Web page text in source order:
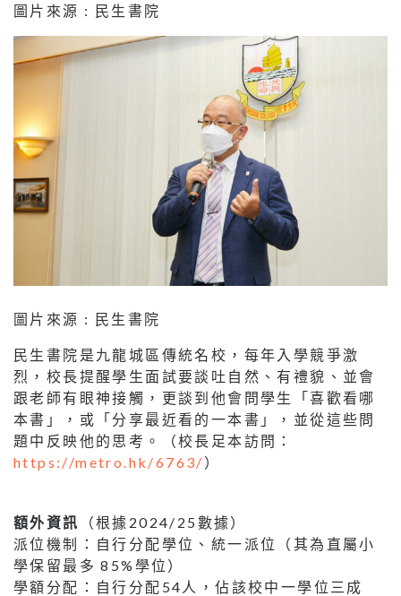
圖片來源 : 民生書院
圖片來源 : 民生書院
民生書院是九龍城區傳統名校，每年入學競爭激
烈，校長提醒學生面試要談吐自然、有禮貌、並會
跟老師有眼神接觸，更談到他會問學生「喜歡看哪
本書」，或「分享最近看的一本書」，並從這些問
題中反映他的思考。（校長足本訪問：
https://metro.hk/6763/ ）
額外資訊
（根據2024/25數據）
派位機制：自行分配學位、統一派位（其為直屬小
學保留最多 85%學位）
學額分配：自行分配54人，佔該校中一學位三成